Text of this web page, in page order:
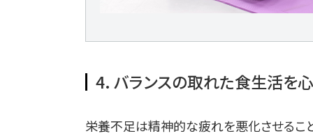
4. バランスの取れた食生活を
栄養不足は精神的な疲れを悪化させるこ